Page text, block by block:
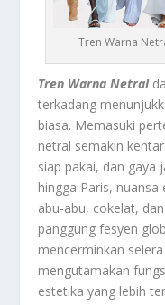
Tren Warna
Tren Warna Netral
terkadang
biasa. Memasuki
netral semakin
siap pakai, dan gaya
hingga Paris,
abu-abu, cokelat,
panggung fesyen
mencerminkan
mengutamakan
estetika yang lebih